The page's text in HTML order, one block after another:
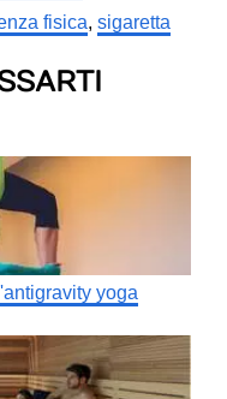
fisica, sigaretta
yoga